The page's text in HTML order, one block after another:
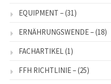
EQUIPMENT –(31)
ERNÄHRUNGSWENDE –(18)
FACHARTIKEL(1)
FFH RICHTLINIE –(25)